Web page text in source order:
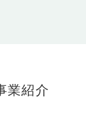
業紹介